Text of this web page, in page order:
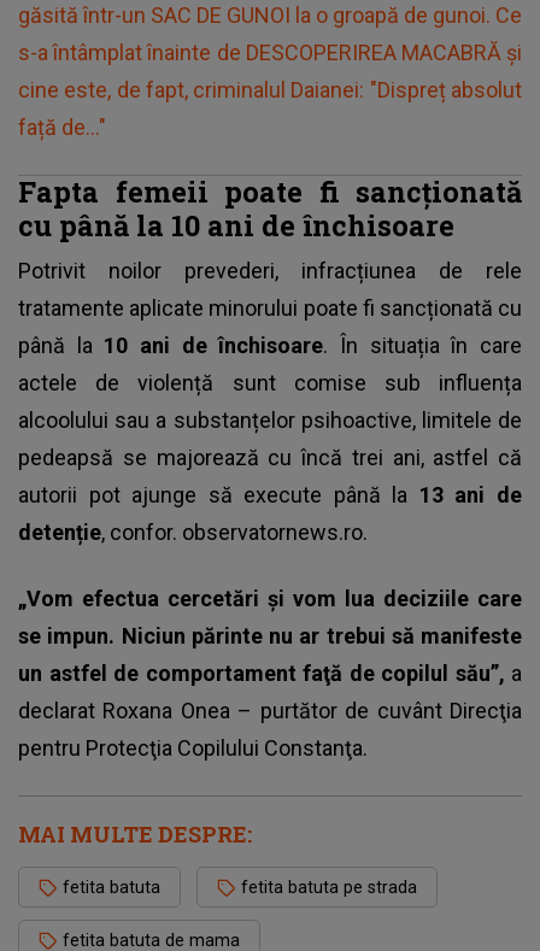
găsită într-un SAC DE GUNOI la o groapă de gunoi. Ce
s-a întâmplat înainte de DESCOPERIREA MACABRĂ și
cine este, de fapt, criminalul Daianei: "Dispreț absolut
față de..."
Fapta femeii poate fi sancționată
cu până la 10 ani de închisoare
Potrivit noilor prevederi, infracțiunea de rele
tratamente aplicate minorului poate fi sancționată cu
până la 10 ani de închisoare. În situația în care
actele de violență sunt comise sub influența
alcoolului sau a substanțelor psihoactive, limitele de
pedeapsă se majorează cu încă trei ani, astfel că
autorii pot ajunge să execute până la 13 ani de
detenție, confor. observatornews.ro.
„Vom efectua cercetări şi vom lua deciziile care
se impun. Niciun părinte nu ar trebui să manifeste
un astfel de comportament faţă de copilul său”, a
declarat Roxana Onea – purtător de cuvânt Direcţia
pentru Protecţia Copilului Constanţa.
MAI MULTE DESPRE:
fetita batuta fetita batuta pe strada
fetita batuta de mama